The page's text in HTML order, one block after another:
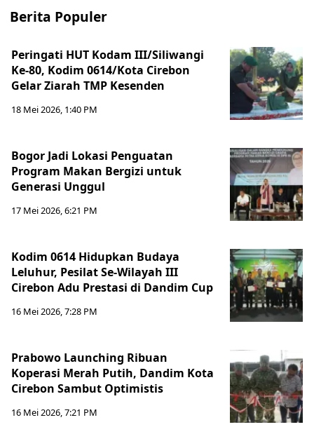
Berita Populer
Peringati HUT Kodam III/Siliwangi
Ke-80, Kodim 0614/Kota Cirebon
Gelar Ziarah TMP Kesenden
18 Mei 2026, 1:40 PM
Bogor Jadi Lokasi Penguatan
Program Makan Bergizi untuk
Generasi Unggul
17 Mei 2026, 6:21 PM
Kodim 0614 Hidupkan Budaya
Leluhur, Pesilat Se-Wilayah III
Cirebon Adu Prestasi di Dandim Cup
16 Mei 2026, 7:28 PM
Prabowo Launching Ribuan
Koperasi Merah Putih, Dandim Kota
Cirebon Sambut Optimistis
16 Mei 2026, 7:21 PM